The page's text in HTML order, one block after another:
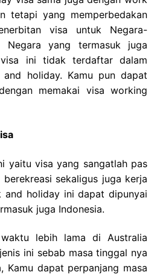
tetapi yang memperbedakan
visa untuk Negara-
Negara yang termasuk juga
ini tidak terdaftar dalam
holiday. Kamu pun dapat
memakai visa working
yaitu visa yang sangatlah pas
sekaligus juga kerja
and holiday ini dapat dipunyai
juga Indonesia.
lebih lama di Australia
ini sebab masa tinggal nya
Kamu dapat perpanjang masa